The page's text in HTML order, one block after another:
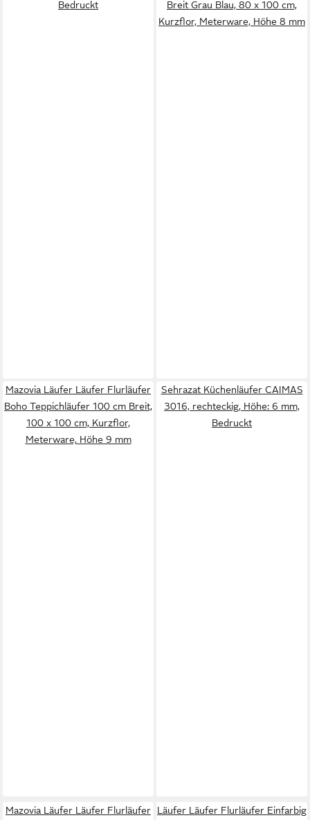
Bedruckt
Breit Grau Blau, 80 x 100 cm,
Kurzflor, Meterware, Höhe 8 mm
Mazovia Läufer Läufer Flurläufer
Boho Teppichläufer 100 cm Breit,
100 x 100 cm, Kurzflor,
Meterware, Höhe 9 mm
Sehrazat Küchenläufer CAIMAS
3016, rechteckig, Höhe: 6 mm,
Bedruckt
Mazovia Läufer Läufer Flurläufer
Läufer Läufer Flurläufer Einfarbig